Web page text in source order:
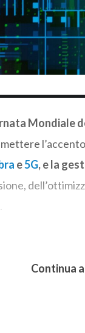
Mondiale
e5G, e la
Continua